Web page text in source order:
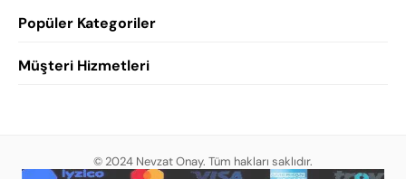
Hakkımızda
Popüler Kategoriler
Erkek Klasik Ayakkabı
Erkek Günlük Ayakkabı
Müşteri Hizmetleri
Mesafeli Satış Sözleşmesi
© 2024 Nevzat Onay. Tüm hakları saklıdır.